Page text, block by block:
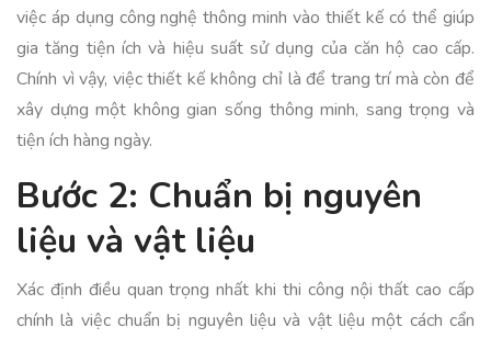
việc áp dụng công nghệ thông minh vào thiết kế có thể giúp
gia tăng tiện ích và hiệu suất sử dụng của căn hộ cao cấp.
Chính vì vậy, việc thiết kế không chỉ là để trang trí mà còn để
xây dựng một không gian sống thông minh, sang trọng và
tiện ích hàng ngày.
Bước 2: Chuẩn bị nguyên
liệu và vật liệu
Xác định điều quan trọng nhất khi thi công nội thất cao cấp
chính là việc chuẩn bị nguyên liệu và vật liệu một cách cẩn